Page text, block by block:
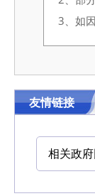
3、如
友情链接
相关政
中国交